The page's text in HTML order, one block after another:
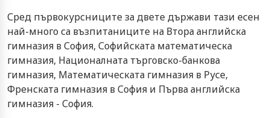
Сред първокурсниците за двете държави тази есен
най-много са възпитаниците на Втора английска
гимназия в София, Софийската математическа
гимназия, Националната търговско-банкова
гимназия, Математическата гимназия в Русе,
Френската гимназия в София и Първа английска
гимназия - София.